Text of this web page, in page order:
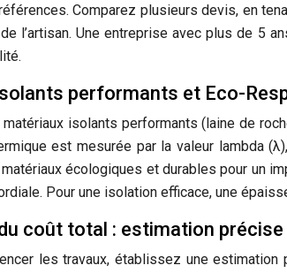
Comparez plusieurs devis, en
l’artisan. Une entreprise avec plus de 5
performants et Eco-
isolants performants (laine de
est mesurée par la valeur lambda
écologiques et durables pour un
Pour une isolation efficace, une
coût total : estimation précise
les travaux, établissez une